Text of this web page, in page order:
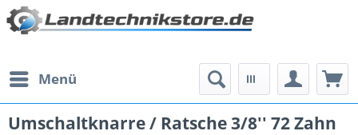
Menü
Umschaltknarre / Ratsche 3/8'' 72 Zahn